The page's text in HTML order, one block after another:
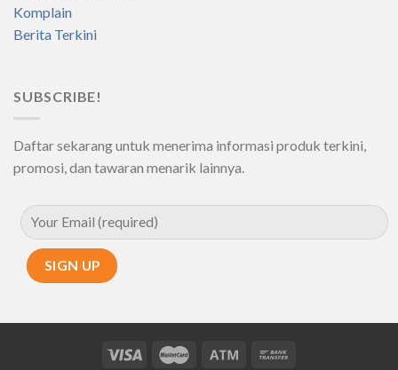
Komplain
Berita Terkini
SUBSCRIBE!
Daftar sekarang untuk menerima informasi produk terkini,
promosi, dan tawaran menarik lainnya.